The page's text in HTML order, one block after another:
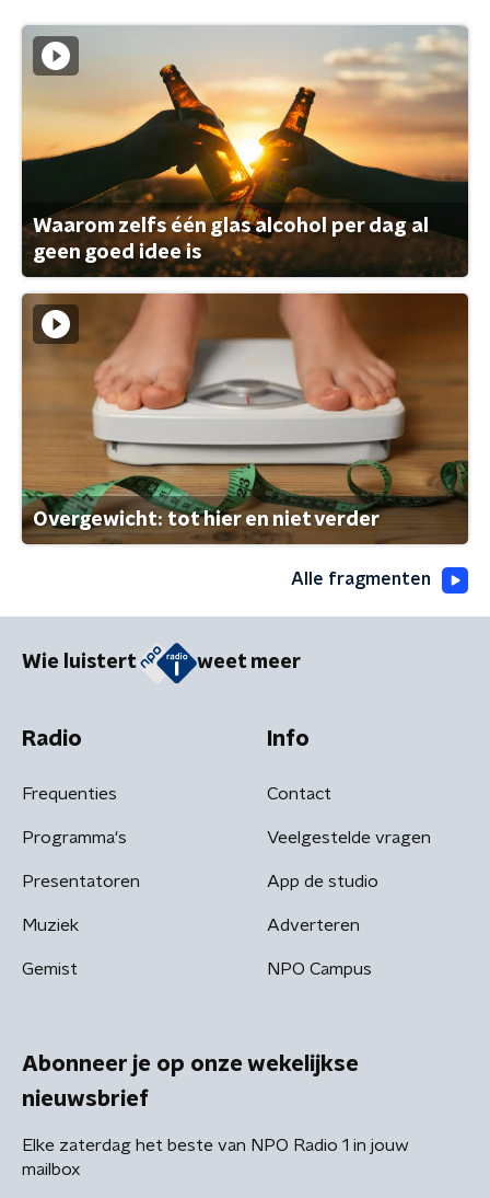
Waarom zelfs één glas alcohol per dag al
geen goed idee is
Overgewicht: tot hier en niet verder
Alle fragmenten
Wie luistert weet meer
Radio
Frequenties
Programma's
Presentatoren
Muziek
Gemist
Info
Contact
Veelgestelde vragen
App de studio
Adverteren
NPO Campus
Abonneer je op onze wekelijkse
nieuwsbrief
Elke zaterdag het beste van NPO Radio 1 in jouw
mailbox